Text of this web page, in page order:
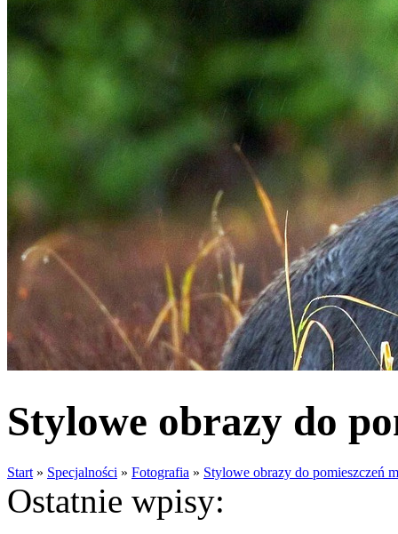
Stylowe obrazy do
Start » Specjalności » Fotografia » Stylowe obrazy do pomieszczeń
Ostatnie wpisy: